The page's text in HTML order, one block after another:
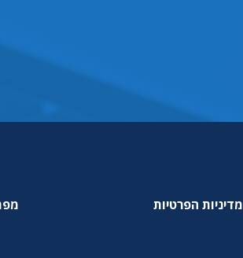
מדיניות הפרטיות